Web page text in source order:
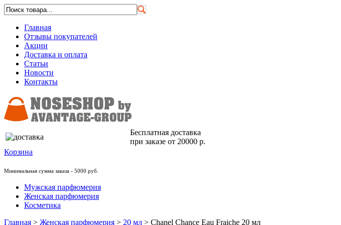
Главная
Отзывы покупателей
Акции
Доставка и оплата
Статьи
Новости
Контакты
Бесплатная доставка
при заказе от 20000 р.
Корзина
Минимальная сумма заказа - 5000 руб.
Мужская парфюмерия
Женская парфюмерия
Косметика
Главная > Женская парфюмерия > 20 мл > Chanel Chance Eau Fraiche 20 мл